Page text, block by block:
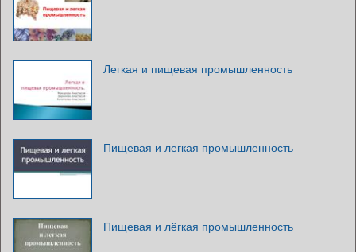
Легкая и пищевая промышленность
Пищевая и легкая промышленность
Пищевая и лёгкая промышленность